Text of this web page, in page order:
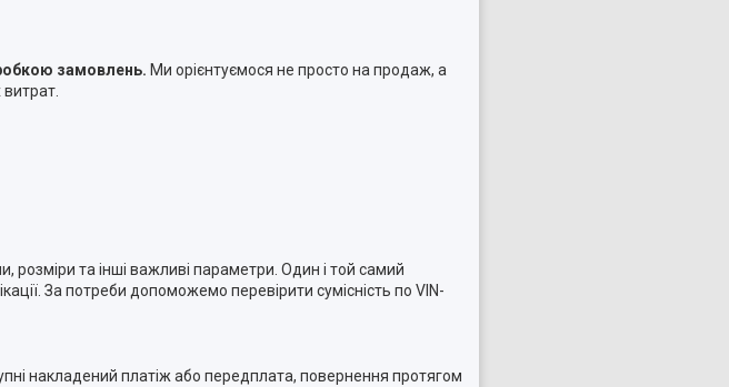
замовлень. Ми орієнтуємося не просто на продаж, а
витрат.
та інші важливі параметри. Один і той самий
За потреби допоможемо перевірити сумісність по VIN-
накладений платіж або передплата, повернення протягом